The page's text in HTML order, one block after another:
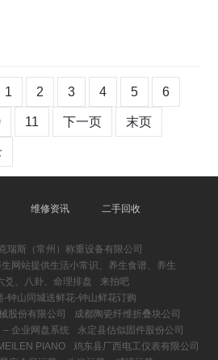
1 2 3 4 5 6
11 下一页 末页
维修资讯 二手回收
瑞斯（常州）称重设备有限公司
网站提供生活小常识、养生食谱、养生
爻、八卦、命理排盘
来拍吧
-钟山同城送鲜花-钟山鲜花订购
股份有限公司
成都陶瓷纤维折叠块公司
– 企业网盘系统
永定县估似固件股份公司
PIANO
鸡东县厂西电工仪表有限公司